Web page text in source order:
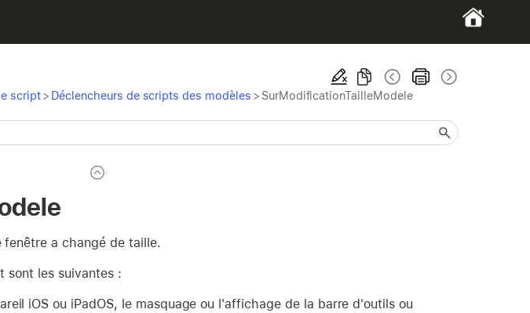
script> Déclencheurs de scripts des modèles > SurModificationTailleModele
fenêtre a changé de taille.
sont les suivantes :
iOS ou iPadOS, le masquage ou l'affichage de la barre d'outils ou